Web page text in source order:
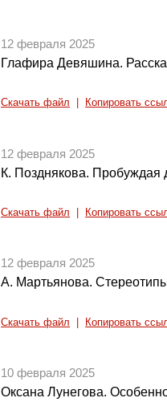
12 февраля 2025
Глафира Девяшина.
Скачать файл Копировать
12 февраля 2025
К. Позднякова. Пробуждая
Скачать файл Копировать
12 февраля 2025
А. Мартьянова.
Скачать файл Копировать
10 февраля 2025
Оксана Лунегова.